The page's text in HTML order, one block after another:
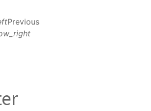
Previous